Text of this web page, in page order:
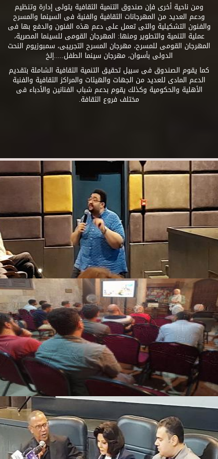
ومن ناحية أخرى فإن صندوق التنمية الثقافية يتولى إدارة وتنظيم
ودعم العديد من المهرجانات الثقافية والفنية فى السينما والمسرح
والفنون التشكيلية والتى تعمل على دعم هذه الفنون والدفع بها فى
عملية التنمية والتطوير ومنها: المهرجان القومى للسينما المصرية،
المهرجان القومى للمسرح، مهرجان المسرح التجريبى، سمبوزيوم النحت
الدولى بأسوان، مهرجان سينما الطفل.....إلخ
كما يقوم الصندوق فى سبيل تحقيق التنمية الثقافية الشاملة بتقديم
الدعم المادى للعديد من الجهات والهيئات والمراكز الثقافية والفنية
الأهلية والحكومية وكذلك يقوم بدعم شباب الفنانين والأدباء فى
مختلف فروع الثقافة.